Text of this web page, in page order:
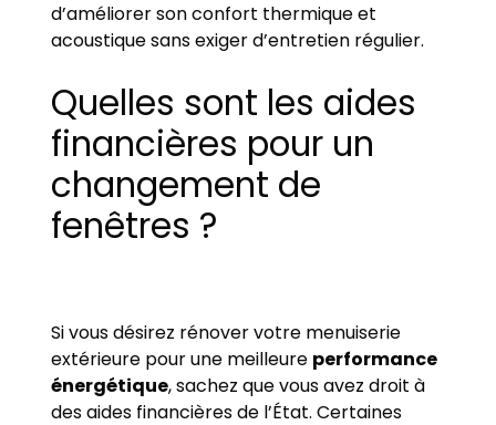
d’améliorer son confort thermique et
acoustique sans exiger d’entretien régulier.
Quelles sont les aides
financières pour un
changement de
fenêtres ?
Si vous désirez rénover votre menuiserie
extérieure pour une meilleure performance
énergétique, sachez que vous avez droit à
des aides financières de l’État. Certaines